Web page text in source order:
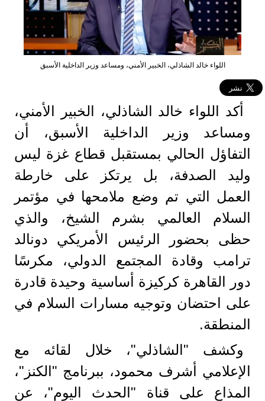
اللواء خالد الشاذلي، الخبير الأمني، ومساعد وزير الداخلية الأسبق
أكد اللواء خالد الشاذلي، الخبير الأمني،
ومساعد وزير الداخلية الأسبق، أن
التفاؤل الحالي بمستقبل قطاع غزة ليس
وليد الصدفة، بل يرتكز على خارطة
العمل التي تم وضع ملامحها في مؤتمر
السلام العالمي بشرم الشيخ، والذي
حظى بحضور الرئيس الأمريكي دونالد
ترامب وقادة المجتمع الدولي، مكرسًا
دور القاهرة كركيزة أساسية وحيدة قادرة
على احتضان وتوجيه مسارات السلام في
المنطقة.
وكشف "الشاذلي"، خلال لقائه مع
الإعلامي أشرف محمود، ببرنامج "الكنز"،
المذاع على قناة "الحدث اليوم"، عن